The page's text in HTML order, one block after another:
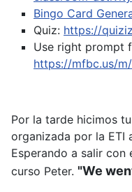
Bingo Card
Quiz: https://
Use right prompt
https://mfbc.us/
Por la tarde hicimos
organizada por la ETI
Esperando a salir
curso Peter. "We